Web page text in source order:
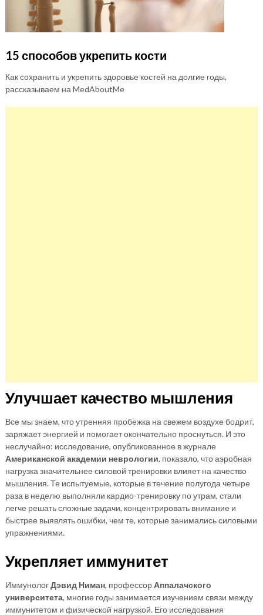
15 способов укрепить кости
Как сохранить и укрепить здоровье костей на долгие годы,
рассказываем на MedAboutMe
Улучшает качество мышления
Все мы знаем, что утренняя пробежка на свежем воздухе бодрит,
заряжает энергией и помогает окончательно проснуться. И это
неслучайно: исследование, опубликованное в журнале
Американской академии неврологии, показало, что аэробная
нагрузка значительнее силовой тренировки влияет на качество
мышления. Те испытуемые, которые в течение полугода четыре
раза в неделю выполняли кардио-тренировку по утрам, стали
легче решать сложные задачи, концентрировать внимание и
быстрее выявлять ошибки, чем те, которые занимались силовыми
упражнениями.
Укрепляет иммунитет
ИммунологДэвид Ниман, профессор Аппалачского
университета, многие годы занимается изучением связи между
иммунитетом и физической нагрузкой. Его исследования